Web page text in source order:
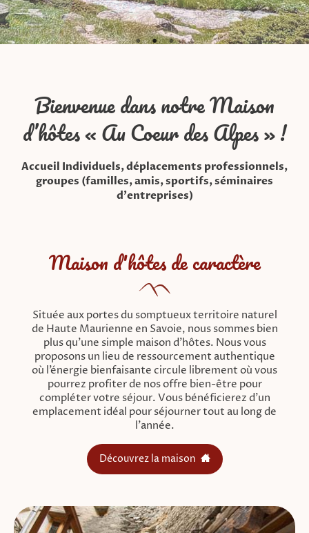
Bienvenue dans notre Maison
d’hôtes « Au Coeur des Alpes » !
Accueil Individuels, déplacements professionnels,
groupes (familles, amis, sportifs, séminaires
d'entreprises)
Maison d'hôtes de caractère
Située aux portes du somptueux territoire naturel
de Haute Maurienne en Savoie, nous sommes bien
plus qu’une simple maison d’hôtes. Nous vous
proposons un lieu de ressourcement authentique
où l’énergie bienfaisante circule librement où vous
pourrez profiter de nos offre bien-être pour
compléter votre séjour. Vous bénéficierez d’un
emplacement idéal pour séjourner tout au long de
l’année.
Découvrez la maison